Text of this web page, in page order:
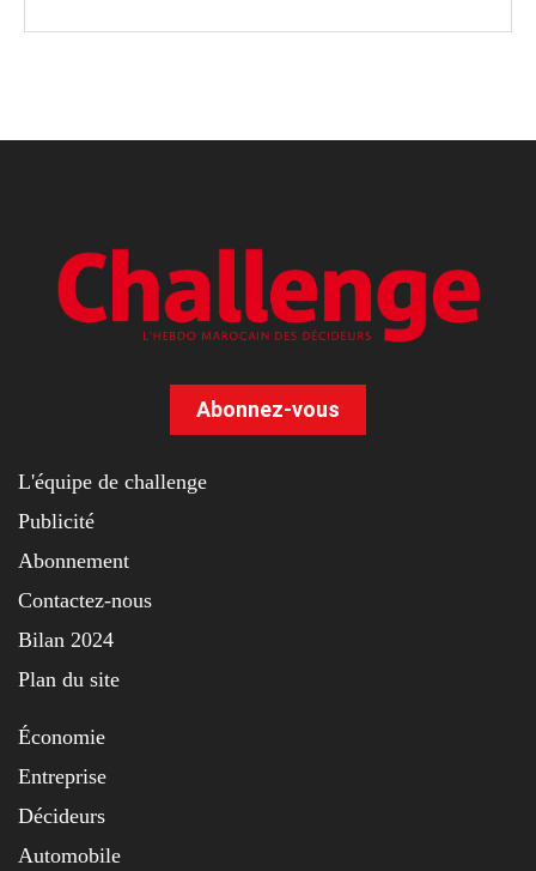
Abonnez-vous
L'équipe de challenge
Publicité
Abonnement
Contactez-nous
Bilan 2024
Plan du site
Économie
Entreprise
Décideurs
Automobile